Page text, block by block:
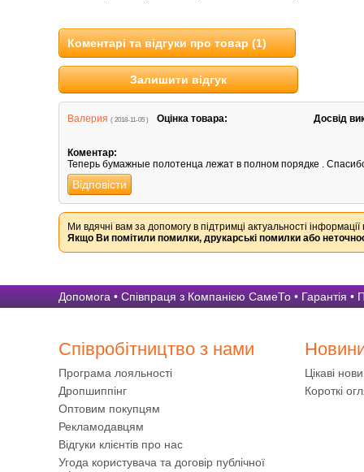
Коментарі та відгуки про товар (1)
Залишити відгук
Валерия ( 2018-11-05 ) Оцінка товара: Досвід
Коментар:
Теперь бумажные полотенца лежат в полном порядке .
Відповісти
Ми вдячні вам за допомогу в підтримці актуальності інформації
Якщо Ви помітили помилки, друкарські помилки або
Допомога • Співпраця з Компанією СамеТо • Гарантія •
Співробітництво з нами
Програма лояльності
Дропшиппінг
Оптовим покупцям
Рекламодавцям
Відгуки клієнтів про нас
Угода користувача та договір публічної
Цікаві
Короткі